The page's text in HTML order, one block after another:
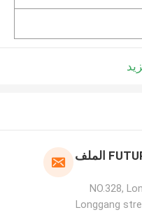
FUTURE TECH LIMITED الملف
NO.328,
Longgang